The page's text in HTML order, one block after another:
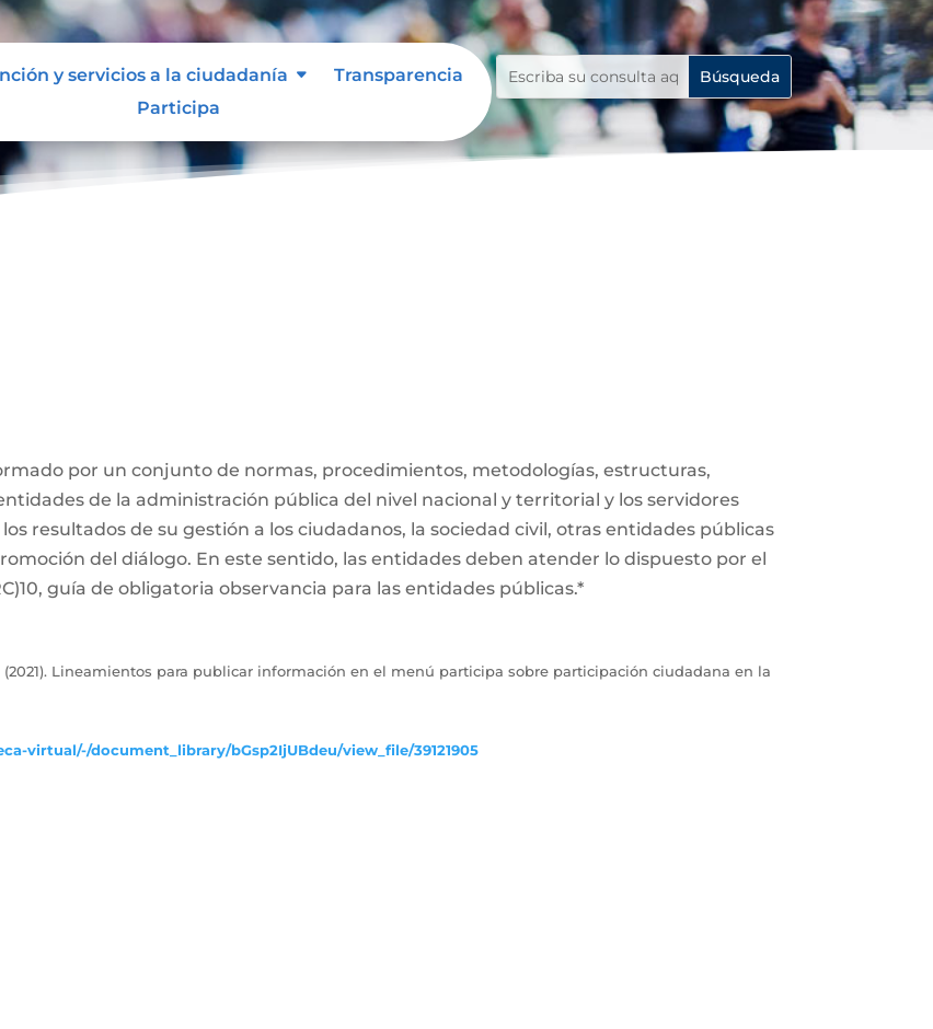
y servicios a la ciudadanía
Transparencia
Participa
por un conjunto de normas, procedimientos, metodologías, estructuras,
de la administración pública del nivel nacional y territorial y los servidores
resultados de su gestión a los ciudadanos, la sociedad civil, otras entidades públicas
del diálogo. En este sentido, las entidades deben atender lo dispuesto por el
guía de obligatoria observancia para las entidades públicas.*
Lineamientos para publicar información en el menú participa sobre participación ciudadana en la
virtual/-/document_library/bGsp2IjUBdeu/view_file/39121905